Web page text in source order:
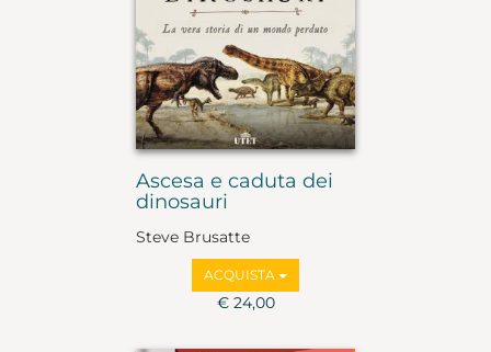
Ascesa e caduta dei
dinosauri
Steve Brusatte
ACQUISTA
€ 24,00